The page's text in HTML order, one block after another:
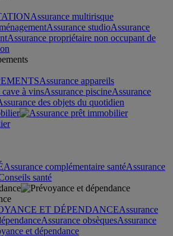
Assurance multirisque
Assurance studioAssurance
Assurance propriétaire non occupant de
Assurance appareils
cave à vinsAssurance piscineAssurance
des objets du quotidien
Assurance complémentaire santéAssurance
santé
ET DÉPENDANCEAssurance
Assurance obsèquesAssurance
et dépendance